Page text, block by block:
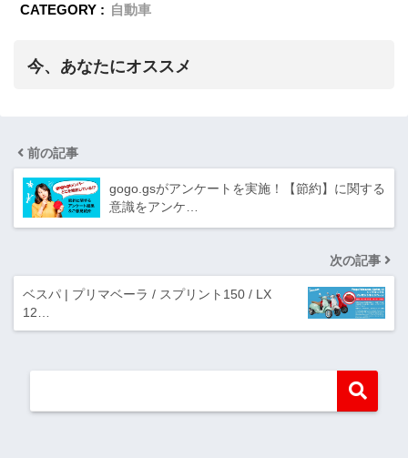
CATEGORY : 自動車
今、あなたにオススメ
前の記事
gogo.gsがアンケートを実施！【節約】に関する
意識をアンケ…
次の記事
ベスパ | プリマベーラ / スプリント150 / LX
12…